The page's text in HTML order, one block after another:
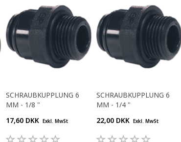
SCHRAUBKUPPLUNG 6
MM - 1/8 "
17,60 DKK Exkl. MwSt
SCHRAUBKUPPLUNG 6
MM - 1/4 "
22,00 DKK Exkl. MwSt